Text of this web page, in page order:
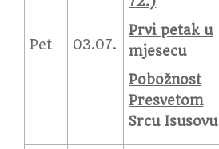
Pet 03.07.
Prvi petak u
mjesecu
Pobožnost
Presvetom
Srcu Isusovu